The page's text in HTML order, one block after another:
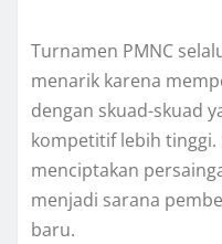
Turnamen PMNC
menarik karena
dengan skuad-skuad
kompetitif lebih
menciptakan
menjadi sarana
baru.